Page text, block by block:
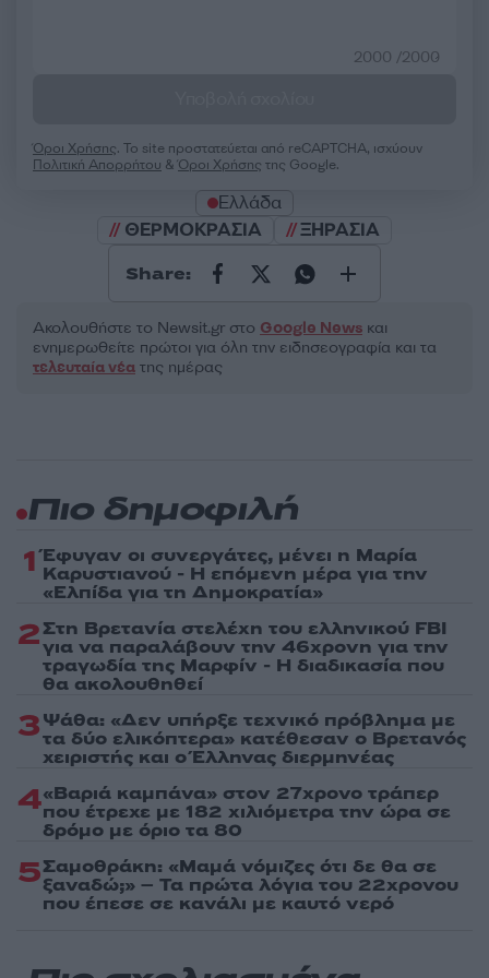
2000 /2000
Όροι Χρήσης. Το site προστατεύεται από reCAPTCHA, ισχύουν
Πολιτική Απορρήτου &Όροι Χρήσης της Google.
Ελλάδα
ΘΕΡΜΟΚΡΑΣΙΑ
ΞΗΡΑΣΙΑ
Share:
Ακολουθήστε το Νewsit.gr στο Google News και
ενημερωθείτε πρώτοι για όλη την ειδησεογραφία και τα
τελευταία νέα της ημέρας
Πιο δημοφιλή
1 Έφυγαν οι συνεργάτες, μένει η Μαρία
Καρυστιανού - Η επόμενη μέρα για την
«Ελπίδα για τη Δημοκρατία»
2Στη Βρετανία στελέχη του ελληνικού FBI
για να παραλάβουν την 46χρονη για την
τραγωδία της Μαρφίν - Η διαδικασία που
θα ακολουθηθεί
3Ψάθα: «Δεν υπήρξε τεχνικό πρόβλημα με
τα δύο ελικόπτερα» κατέθεσαν ο Βρετανός
χειριστής και ο Έλληνας διερμηνέας
4«Βαριά καμπάνα» στον 27χρονο τράπερ
που έτρεχε με 182 χιλιόμετρα την ώρα σε
δρόμο με όριο τα 80
5Σαμοθράκη: «Μαμά νόμιζες ότι δε θα σε
ξαναδώ;» – Τα πρώτα λόγια του 22χρονου
που έπεσε σε κανάλι με καυτό νερό